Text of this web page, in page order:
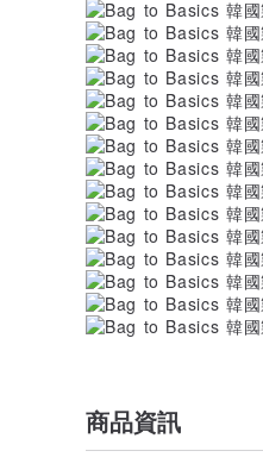
商品資訊